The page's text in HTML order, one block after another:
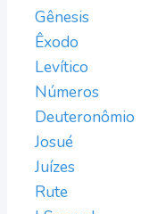
Gênesis
Êxodo
Levítico
Números
Deuteronômio
Josué
Juízes
Rute